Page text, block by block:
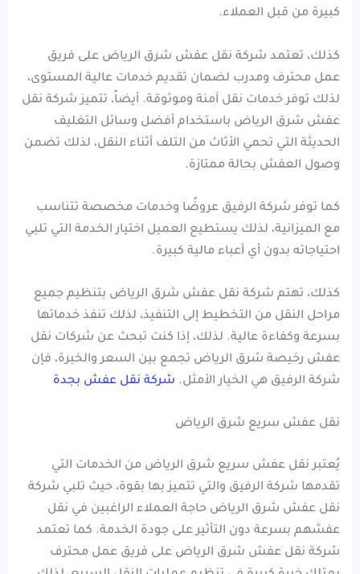
كبيرة من قبل العملاء.
كذلك، تعتمد شركة نقل عفش شرق الرياض على فريق
عمل محترف ومدرب لضمان تقديم خدمات عالية المستوى،
لذلك توفر خدمات نقل آمنة وموثوقة. أيضاً، تتميز شركة نقل
عفش شرق الرياض باستخدام أفضل وسائل التغليف
الحديثة التي تحمي الأثاث من التلف أثناء النقل، لذلك تضمن
وصول العفش بحالة ممتازة.
كما توفر شركة الرفيق عروضًا وخدمات مخصصة تتناسب
مع الميزانية، لذلك يستطيع العميل اختيار الخدمة التي تلبي
احتياجاته بدون أي أعباء مالية كبيرة.
كذلك، تهتم شركة نقل عفش شرق الرياض بتنظيم جميع
مراحل النقل من التخطيط إلى التنفيذ، لذلك تنفذ خدماتها
بسرعة وكفاءة عالية. لذلك، إذا كنت تبحث عن شركات نقل
عفش رخيصة شرق الرياض تجمع بين السعر والخبرة، فإن
شركة الرفيق هي الخيار الأمثل. شركة نقل عفش بجدة
نقل عفش سريع شرق الرياض
يُعتبر نقل عفش سريع شرق الرياض من الخدمات التي
تقدمها شركة الرفيق والتي تتميز بها بقوة، حيث تلبي شركة
نقل عفش شرق الرياض حاجة العملاء الراغبين في نقل
عفشهم بسرعة دون التأثير على جودة الخدمة. كما تعتمد
شركة نقل عفش شرق الرياض على فريق عمل محترف